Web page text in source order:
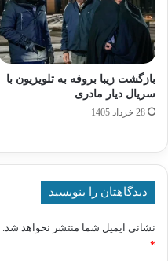
بازگشت زیبا بروفه به تلویزیون با
سریال دیار مادری
28 خرداد 1405
دیدگاهتان را بنویسید
نشانی ایمیل شما منتشر نخواهد شد.
*